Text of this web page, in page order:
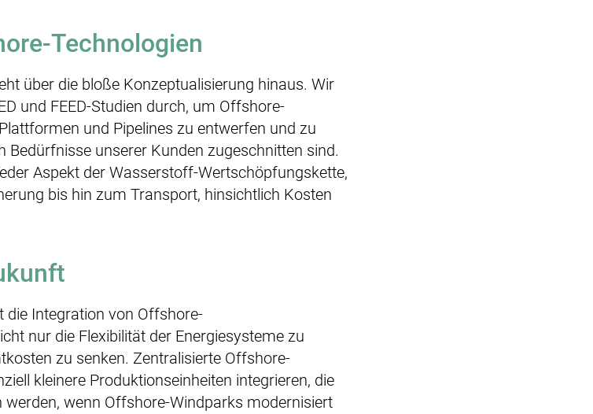
Technologien
über die bloße Konzeptualisierung hinaus. Wir
und FEED-Studien durch, um Offshore-
und Pipelines zu entwerfen und zu
Bedürfnisse unserer Kunden zugeschnitten sind.
Aspekt der Wasserstoff-Wertschöpfungskette,
bis hin zum Transport, hinsichtlich Kosten
Integration von Offshore-
nur die Flexibilität der Energiesysteme zu
zu senken. Zentralisierte Offshore-
kleinere Produktionseinheiten integrieren, die
wenn Offshore-Windparks modernisiert